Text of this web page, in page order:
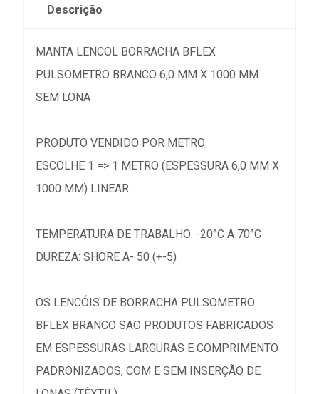
Descrição
MANTA LENCOL BORRACHA BFLEX
PULSOMETRO BRANCO 6,0 MM X 1000 MM
SEM LONA
PRODUTO VENDIDO POR METRO
ESCOLHE 1 => 1 METRO (ESPESSURA 6,0 MM X
1000 MM) LINEAR
TEMPERATURA DE TRABALHO: -20°C A 70°C
DUREZA: SHORE A- 50 (+-5)
OS LENCÓIS DE BORRACHA PULSOMETRO
BFLEX BRANCO SAO PRODUTOS FABRICADOS
EM ESPESSURAS LARGURAS E COMPRIMENTO
PADRONIZADOS, COM E SEM INSERÇÃO DE